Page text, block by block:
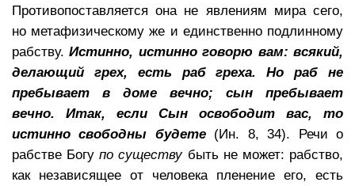
Противопоставляется она не явлениям мира сего,
но метафизическому же и единственно подлинному
рабству.Истинно, истинно говорю вам: всякий,
делающий грех, есть раб греха. Но раб не
пребывает в доме вечно; сын пребывает
вечно. Итак, если Сын освободит вас, то
истинно свободны будете (Ин. 8, 34). Речи о
рабстве Богупо существубыть не может: рабство,
как независящее от человека пленение его, есть